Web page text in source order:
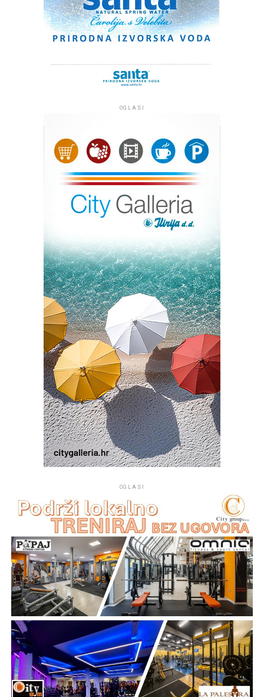
Kip Marije s Isusom, oboje s krunama na glavi, izrađen je
od plemenitog bračkog kamena i visok je tri metra, a s
kipovima u Hrvatskoj. Klesar Vlado Knežević radio ga je
osamnaest mjeseci u klesarskoj radnji ‘Markvinia’ u
Biogradu na Moru. Kip se nalazi uz jedan od
najprometnijih pomorskih kanala između otoka Ugljana i
Pašmana kojim tijekom sezone dnevno prođe više od
dvije tisuće plovila. Želja župljana je da kip posjetiteljima
i prolaznicima koji plove tim kanalom bude
svjedočanstvo vjere, da se na tom mjestu časti Marija. Taj
projekt župe Kukljica pomogli su Općina Kukljica te
drugi dobročinitelji i donatori.
Na mjestu crkvice Gospe od Sniga pomorci su 1514.
godine pronašli sliku Gospe od Sniga te je u njenu čast i
spomen podignuta crkva koja je od tada mjesto vjere,
pouzdanja i izraz ljubavi prema nebeskoj Majci.
„Taj kip je znak vjere, podsjetnik da je Gospa trajno
prisutna među svojim narodom i da majčinskom brigom
prati sve koji tuda prolaze. Gospin pogled je okrenut
prema moru, prema brodicama koje plove tom uvalom,
prema ribarima i obiteljima koje putuju između otoka i
prema putnicima tim morskim putem. To je pogled naše
nebeske Majke koja nas voli, bdije nad nama, hrabri, tješi
i zagovara svoju djecu pred Bogom“, rekao je mons.
OGLASI
OGLASI